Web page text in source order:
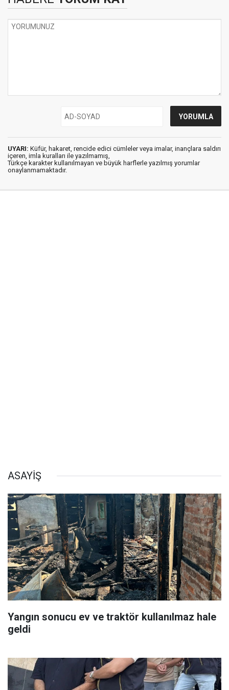
UYARI: Küfür, hakaret, rencide edici cümleler veya imalar, inançlara saldırı
içeren, imla kuralları ile yazılmamış,
Türkçe karakter kullanılmayan ve büyük harflerle yazılmış yorumlar
onaylanmamaktadır.
ASAYİŞ
Yangın sonucu ev ve traktör kullanılmaz hale
geldi